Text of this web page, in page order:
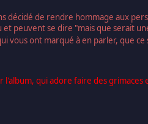
décidé de rendre hommage aux
peuvent se dire "mais que serait
vous ont marqué à en parler, que
qui adore faire des